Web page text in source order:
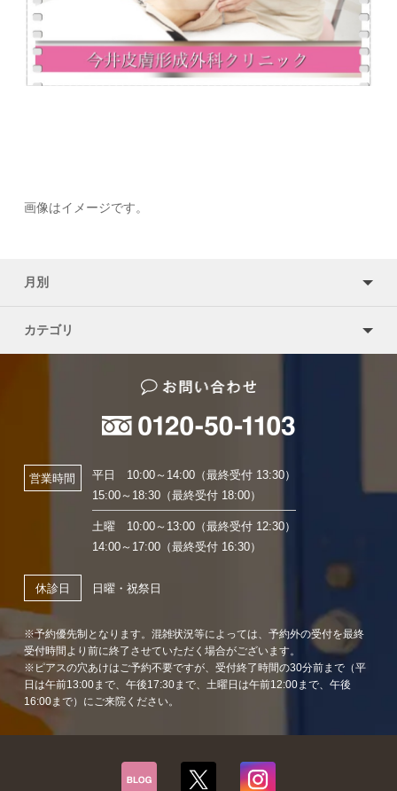
画像はイメージです。
月別
カテゴリ
営業時間
平日 10:00～14:00（最終受付 13:30）
15:00～18:30（最終受付 18:00）
土曜 10:00～13:00（最終受付 12:30）
14:00～17:00（最終受付 16:30）
休診日 日曜・祝祭日
※予約優先制となります。混雑状況等によっては、予約外の受付を最終
受付時間より前に終了させていただく場合がございます。
※ピアスの穴あけはご予約不要ですが、受付終了時間の30分前まで（平
日は午前13:00まで、午後17:30まで、土曜日は午前12:00まで、午後
16:00まで）にご来院ください。